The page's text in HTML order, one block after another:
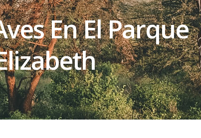
En El Parque